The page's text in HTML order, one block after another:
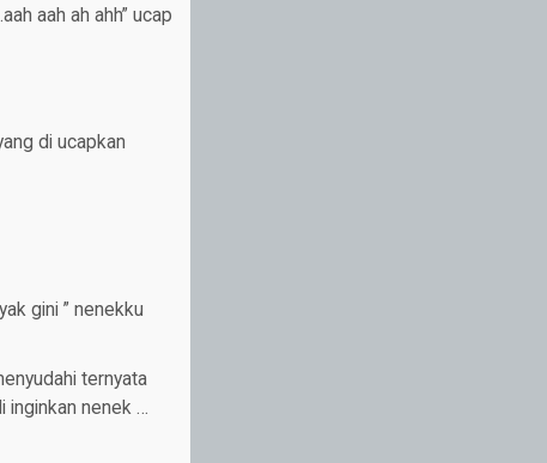
aah ah ahh” ucap
di ucapkan
gini ” nenekku
ternyata
inginkan nenek …